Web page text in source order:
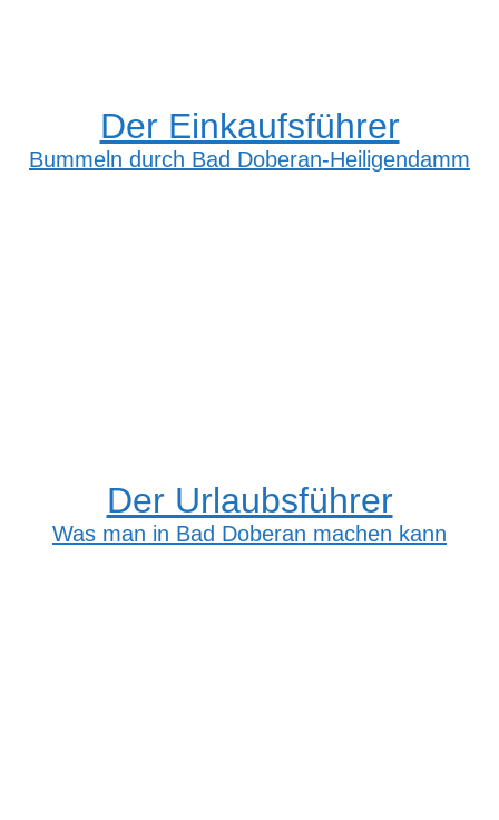
Der Einkaufsführer
Bummeln durch Bad Doberan-Heiligendamm
Der Urlaubsführer
Was man in Bad Doberan machen kann